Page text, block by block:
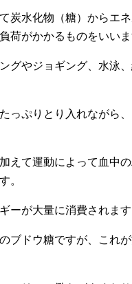
炭水化物（糖）からエ
荷がかかるものをいいま
グやジョギング、水泳
っぷりとり入れながら
えて運動によって血中
。
ーが大量に消費されます
ブドウ糖ですが、これ